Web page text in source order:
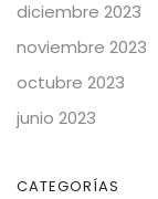
diciembre 2023
noviembre 2023
octubre 2023
junio 2023
CATEGORÍAS